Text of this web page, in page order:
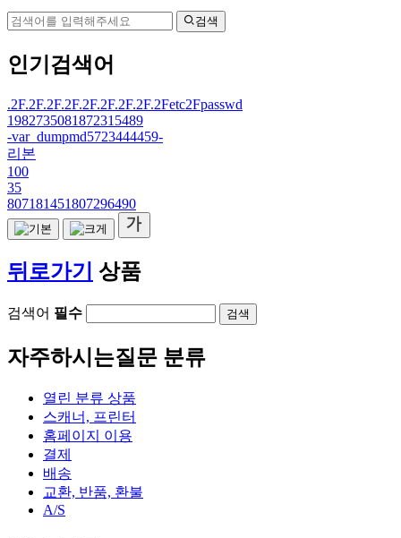
검색
인기검색어
.2F.2F.2F.2F.2F.2F.2F.2F.2Fetc2Fpasswd
1982735081872315489
-var_dumpmd5723444459-
리본
100
35
807181451807296490
뒤로가기 상품
검색어 필수 검색
자주하시는질문 분류
열린 분류 상품
스캐너, 프린터
홈페이지 이용
결제
배송
교환, 반품, 환불
A/S